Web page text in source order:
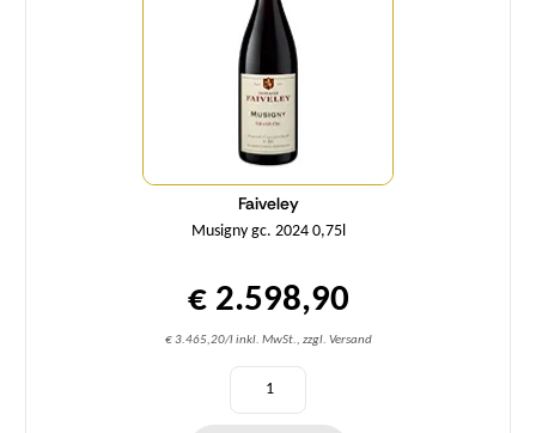
Faiveley
Musigny gc. 2024 0,75l
€ 2.598,90
€ 3.465,20/l inkl. MwSt., zzgl. Versand